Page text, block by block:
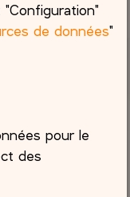
de données"
pour le
des